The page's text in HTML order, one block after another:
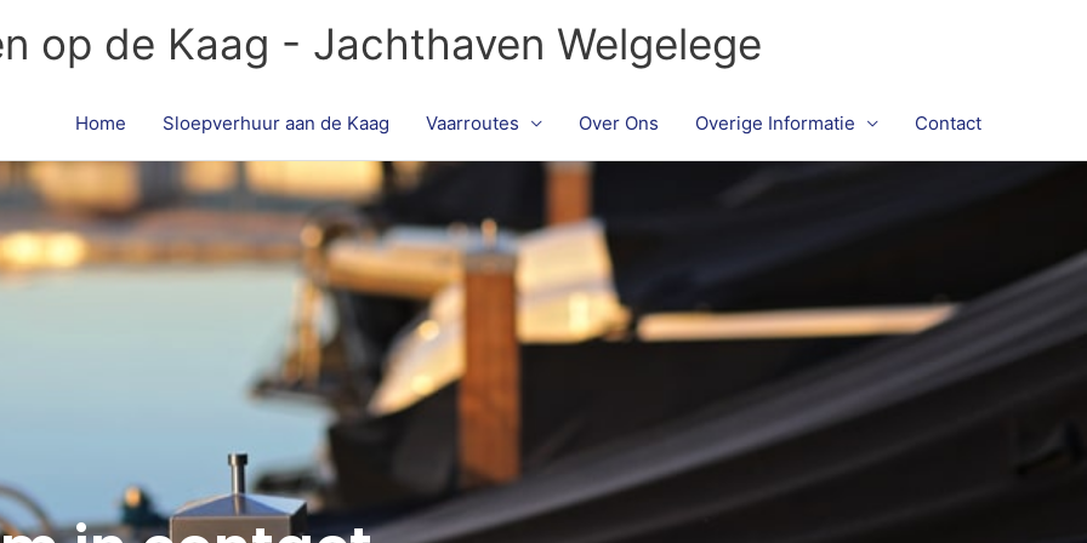
op de Kaag - Jachthaven Welgelege
Home Sloepverhuur aan de Kaag Vaarroutes Over Ons Overige Informatie Contact